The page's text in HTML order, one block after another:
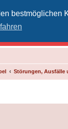
bestmöglichen
Störungen, Ausfälle